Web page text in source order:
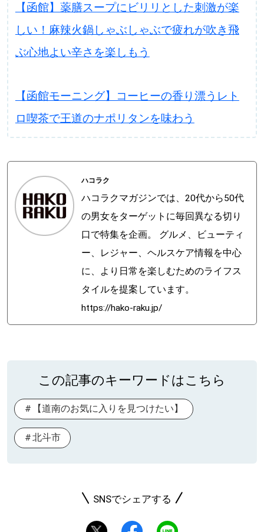
【函館】薬膳スープにビリリとした刺激が楽
しい！麻辣火鍋しゃぶしゃぶで疲れが吹き飛
ぶ心地よい辛さを楽しもう
【函館モーニング】コーヒーの香り漂うレト
ロ喫茶で王道のナポリタンを味わう
ハコラク
ハコラクマガジンでは、20代から50代
の男女をターゲットに毎回異なる切り
口で特集を企画。 グルメ、ビューティ
ー、レジャー、ヘルスケア情報を中心
に、より日常を楽しむためのライフス
タイルを提案しています。
https://hako-raku.jp/
この記事のキーワードはこちら
【道南のお気に入りを見つけたい】
北斗市
SNSでシェアする